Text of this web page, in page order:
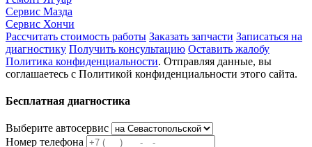
Сервис Мазда
Сервис Хончи
Рассчитать стоимость работы Заказать запчасти Записаться на
диагностику Получить консультацию Оставить жалобу
Политика конфиденциальности. Отправляя данные, вы
соглашаетесь с Политикой конфиденциальности этого сайта.
Бесплатная диагностика
Выберите автосервис
Номер телефона